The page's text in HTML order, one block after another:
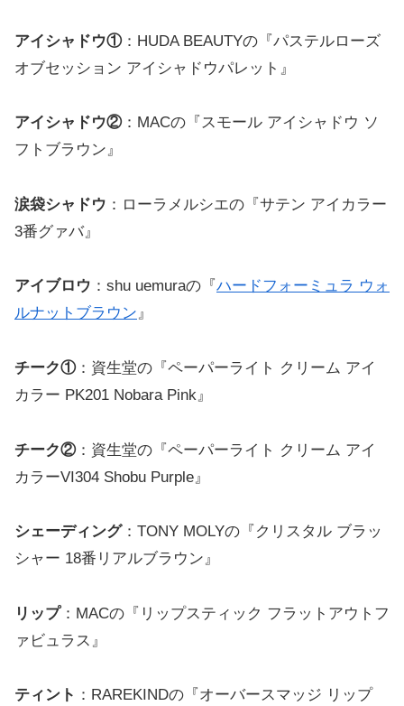
アイシャドウ①：HUDA BEAUTYの『パステルローズ
オブセッション アイシャドウパレット』
アイシャドウ②：MACの『スモール アイシャドウ ソ
フトブラウン』
涙袋シャドウ ：ローラメルシエの『サテン アイカラー
3番グァバ』
アイブロウ ：shu uemuraの『 ハードフォーミュラ ウォ
ルナットブラウン』
チーク①：資生堂の『ペーパーライト クリーム アイ
カラー PK201 Nobara Pink』
チーク②：資生堂の『ペーパーライト クリーム アイ
カラーVI304 Shobu Purple』
シェーディング：TONY MOLYの『クリスタル ブラッ
シャー 18番リアルブラウン』
リップ：MACの『リップスティック フラットアウトフ
ァビュラス』
ティント ：RAREKINDの『オーバースマッジ リップ